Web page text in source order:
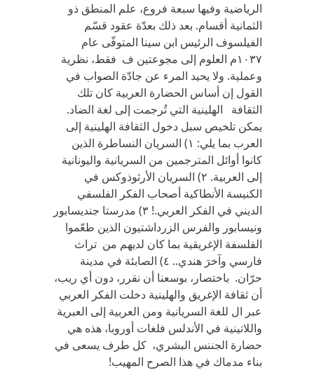
الرياضية وفيها سبعة فروع،‏ ‬علم المنطق ذو
الثمانية أقسام‏. ‬بعد ذلك بعدّة عقود قسّم
الفيلسوف الرئيس ابن سينا المتوفّى عام
١٠٣٧م ‬العلوم إلى مجوعتين ف فقط،‏ ‬نظرية
وعملية‏. ‬ولا‏ ‬يحيد المرء عن جادّة الصواب في‏
‬القول إن أساس الحضارة العربية كان تلك
الثقافة الهلينية التي‏ ‬تُرجمت إلى لغة الضاد‏.
يمكن تلخيص سبل دخول الثقافة الهلينية إلى
العرب بما‏ ‬يلي‏:‬ ‏١) ‬السريان النساطرة الذين
كانوا أوائل المترجمين من السريانية واليونانية
إلى العربية‏.‬ ‏٢) ‬السريان الأرثوذوكس في‏
‬الكنيسة الأنطاكية أصحاب الفكر الفلسفي‏
‬الديني‏ ‬في‏ ‬الفكر العربي‏.‬! ‏٣) ‬مدرستا جنديسابور
ونيسابور والفرس الزرداشتيون الذين طعّموا
الفلسفة الإغريقية بما كان لديهم من تراث
فارسي‏ ‬وآخرَ هندي.‏.‬ ‏٤) ‬الصابئة في‏ ‬مدينة
حرّان‏.‬ باختصار،‏ ‬بوسعنا أن نقرر،‏ ‬دون أي‏ ‬ريب،‏
‬أن ثقافة الإغريق والهلينية دخلت الفكر العربي‏
‬عبر ال للغة السريانية ومن العربية إلى العبرية
واللاتينية في‏ ‬الأندلس فلغات أوروبا،‏ ‬هذه هي‏
‬حضارة الجننس البشري،‏ ‬كل طرف‏ ‬يسعى في‏
‬بناء مدماك في‏ ‬هذا الصرح المهيب‏!‬